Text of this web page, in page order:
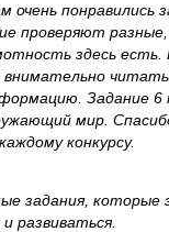
очень понравились
проверяют
здесь есть.
Задание 6
мир.
конкурсу.
задания, которые
развиваться.